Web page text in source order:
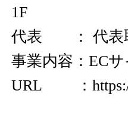
1F
代表 ： 代表
事業内容：EC
URL ：